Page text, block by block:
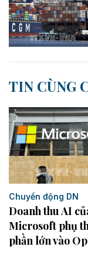
TIN CÙNG
Chuyển động DN
Doanh thu AI
Microsoft phụ
phần lớn vào